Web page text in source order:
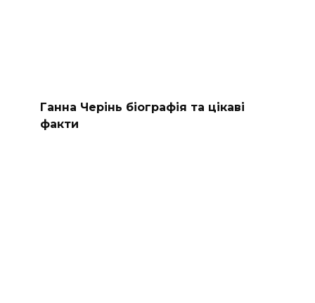
Ганна Черінь біографія та цікаві
факти